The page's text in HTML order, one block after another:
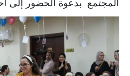
المجتمع بدعوة الحضور إلى